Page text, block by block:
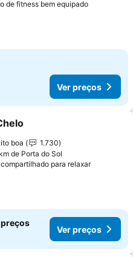
de fitness bem equipadoVer
Ver preços
aos favoritos
boa
1.730
de Porta do Sol
para relaxarVer
preços
Ver preços